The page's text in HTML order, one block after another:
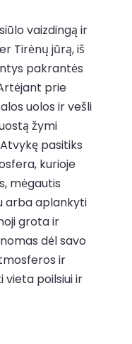
vaizdingą ir
Tirėnų jūrą, iš
pakrantės
prie
uolos ir vešli
žymi
pasitiks
kurioje
mėgautis
arba aplankyti
grota ir
dėl savo
ir
vieta poilsiui ir